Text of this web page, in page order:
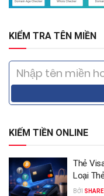
KIỂM TRA TÊN MIỀN
KIẾM TIỀN ONLINE
Thẻ
Loại
BỞI